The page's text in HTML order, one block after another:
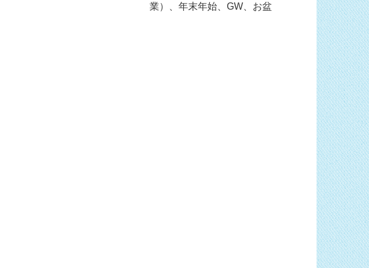
業）、年末年始、GW、お盆